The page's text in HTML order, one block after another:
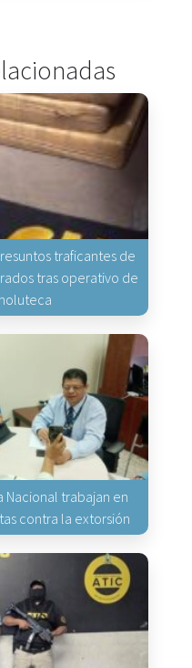
traficantes de
tras operativo de
Nacional trabajan en
contra la extorsión